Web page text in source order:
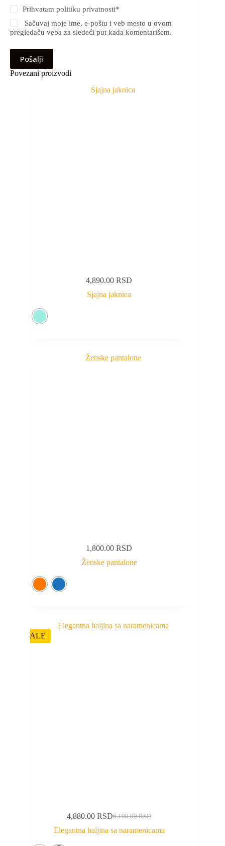
Prihvatampolitiku privatnosti*
Sačuvaj moje ime, e-poštu i veb mesto u ovom
pregledaču veba za sledeći put kada komentarišem.
Pošalji
Povezani proizvodi
4,890.00RSD
Sjajna jaknica
1,800.00RSD
Ženske pantalone
SALE
6,100.00RSD
4,880.00RSD
Elegantna haljina sa naramenicama